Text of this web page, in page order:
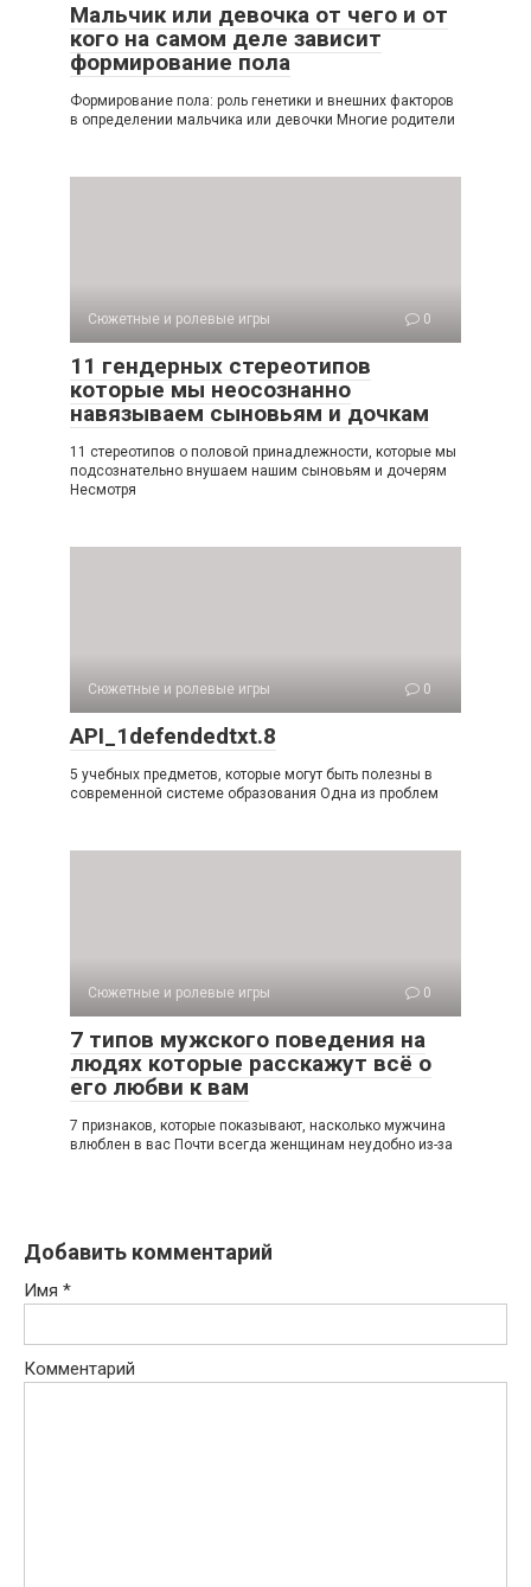
Мальчик или девочка от чего и от
кого на самом деле зависит
формирование пола
Формирование пола: роль генетики и внешних факторов
в определении мальчика или девочки Многие родители
Сюжетные и ролевые игры 0
11 гендерных стереотипов
которые мы неосознанно
навязываем сыновьям и дочкам
11 стереотипов о половой принадлежности, которые мы
подсознательно внушаем нашим сыновьям и дочерям
Несмотря
Сюжетные и ролевые игры 0
API_1defendedtxt.8
5 учебных предметов, которые могут быть полезны в
современной системе образования Одна из проблем
Сюжетные и ролевые игры 0
7 типов мужского поведения на
людях которые расскажут всё о
его любви к вам
7 признаков, которые показывают, насколько мужчина
влюблен в вас Почти всегда женщинам неудобно из-за
Добавить комментарий
Имя *
Комментарий